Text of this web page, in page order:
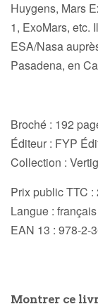
Huygens, Mars
1, ExoMars, etc.
ESA/Nasa
Pasadena, en
Broché : 192
Éditeur : FYP
Collection :
Prix public TTC :
Langue : français
EAN 13 : 978-2-
Montrer ce